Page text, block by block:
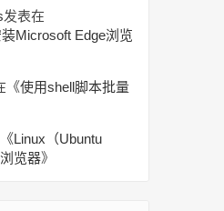
发表在
Microsoft Edge浏览
《使用shell脚本批量
Linux（Ubuntu
览器》